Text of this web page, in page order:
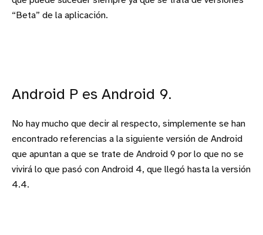
“Beta” de la aplicación.
Android P es Android 9.
No hay mucho que decir al respecto, simplemente se han
encontrado referencias a la siguiente versión de Android
que apuntan a que se trate de Android 9 por lo que no se
vivirá lo que pasó con Android 4, que llegó hasta la versión
4.4.